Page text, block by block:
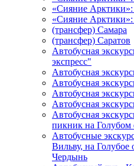
«Сияние
«Сияние
(трансфер) Самара
(трансфер) Саратов
Автобусная
экспресс"
Автобусная
Автобусная
Автобусная
Автобусная
Автобусная
пикник на Голубом
Автобусные
Вильву, на Голубое
Чердынь